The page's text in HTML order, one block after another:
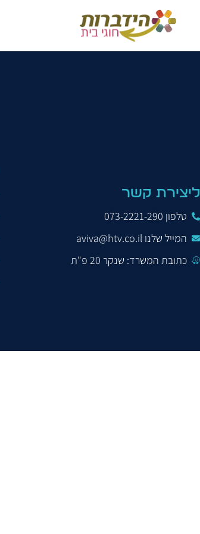
ליצירת קשר
טלפון 073-2221-290
המייל שלנו aviva@htv.co.il
כתובת המשרד: שנקר 20 פ"ת